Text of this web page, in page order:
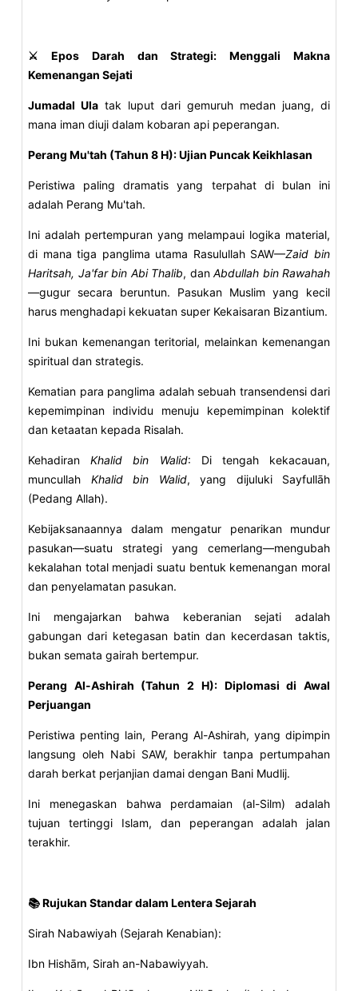
⚔️ Epos Darah dan Strategi: Menggali Makna
Kemenangan Sejati
Jumadal Ula tak luput dari gemuruh medan juang, di
mana iman diuji dalam kobaran api peperangan.
Perang Mu'tah (Tahun 8 H): Ujian Puncak Keikhlasan
Peristiwa paling dramatis yang terpahat di bulan ini
adalah Perang Mu'tah.
Ini adalah pertempuran yang melampaui logika material,
di mana tiga panglima utama Rasulullah SAW—Zaid bin
Haritsah, Ja'far bin Abi Thalib, dan Abdullah bin Rawahah
—gugur secara beruntun. Pasukan Muslim yang kecil
harus menghadapi kekuatan super Kekaisaran Bizantium.
Ini bukan kemenangan teritorial, melainkan kemenangan
spiritual dan strategis.
Kematian para panglima adalah sebuah transendensi dari
kepemimpinan individu menuju kepemimpinan kolektif
dan ketaatan kepada Risalah.
KehadiranKhalid bin Walid: Di tengah kekacauan,
muncullah Khalid bin Walid, yang dijuluki Sayfullāh
(Pedang Allah).
Kebijaksanaannya dalam mengatur penarikan mundur
pasukan—suatu strategi yang cemerlang—mengubah
kekalahan total menjadi suatu bentuk kemenangan moral
dan penyelamatan pasukan.
Ini mengajarkan bahwa keberanian sejati adalah
gabungan dari ketegasan batin dan kecerdasan taktis,
bukan semata gairah bertempur.
Perang Al-Ashirah (Tahun 2 H): Diplomasi di Awal
Perjuangan
Peristiwa penting lain, Perang Al-Ashirah, yang dipimpin
langsung oleh Nabi SAW, berakhir tanpa pertumpahan
darah berkat perjanjian damai dengan Bani Mudlij.
Ini menegaskan bahwa perdamaian (al-Silm) adalah
tujuan tertinggi Islam, dan peperangan adalah jalan
terakhir.
📚 Rujukan Standar dalam Lentera Sejarah
Sirah Nabawiyah (Sejarah Kenabian):
Ibn Hishām, Sirah an-Nabawiyyah.